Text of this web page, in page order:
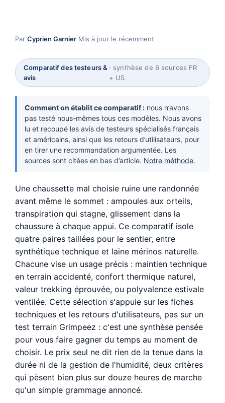
Par Cyprien Garnier Mis à jour le récemment
Comparatif des testeurs &
avis
· synthèse de 6 sources FR
+ US
Comment on établit ce comparatif : nous n’avons
pas testé nous-mêmes tous ces modèles. Nous avons
lu et recoupé les avis de testeurs spécialisés français
et américains, ainsi que les retours d’utilisateurs, pour
en tirer une recommandation argumentée. Les
sources sont citées en bas d’article. Notre méthode.
Une chaussette mal choisie ruine une randonnée
avant même le sommet : ampoules aux orteils,
transpiration qui stagne, glissement dans la
chaussure à chaque appui. Ce comparatif isole
quatre paires taillées pour le sentier, entre
synthétique technique et laine mérinos naturelle.
Chacune vise un usage précis : maintien technique
en terrain accidenté, confort thermique naturel,
valeur trekking éprouvée, ou polyvalence estivale
ventilée. Cette sélection s'appuie sur les fiches
techniques et les retours d'utilisateurs, pas sur un
test terrain Grimpeez : c'est une synthèse pensée
pour vous faire gagner du temps au moment de
choisir. Le prix seul ne dit rien de la tenue dans la
durée ni de la gestion de l'humidité, deux critères
qui pèsent bien plus sur douze heures de marche
qu'un simple grammage annoncé.